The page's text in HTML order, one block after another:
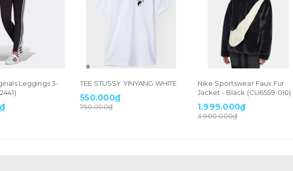
Leggings 3-
TEE STUSSY YINYANG WHITE
550.000₫
750.000₫
Nike Sportswear Faux Fur
Jacket - Black (CU6559-010)
1.999.000₫
3.900.000₫